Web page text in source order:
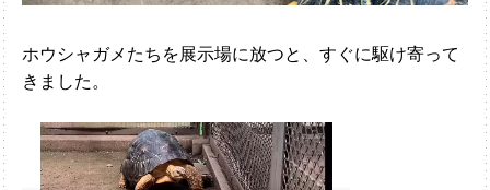
ホウシャガメたちを展示場に放つと、すぐに駆け寄って
きました。